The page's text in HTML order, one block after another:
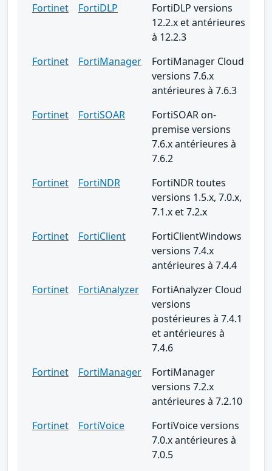
Fortinet
FortiDLP
FortiDLP versions
12.2.x et antérieures
à 12.2.3
Fortinet
FortiManager
FortiManager Cloud
versions 7.6.x
antérieures à 7.6.3
Fortinet
FortiSOAR
FortiSOAR on-
premise versions
7.6.x antérieures à
7.6.2
Fortinet
FortiNDR
FortiNDR toutes
versions 1.5.x, 7.0.x,
7.1.x et 7.2.x
Fortinet
FortiClient
FortiClientWindows
versions 7.4.x
antérieures à 7.4.4
Fortinet
FortiAnalyzer
FortiAnalyzer Cloud
versions
postérieures à 7.4.1
et antérieures à
7.4.6
Fortinet
FortiManager
FortiManager
versions 7.2.x
antérieures à 7.2.10
Fortinet
FortiVoice
FortiVoice versions
7.0.x antérieures à
7.0.5